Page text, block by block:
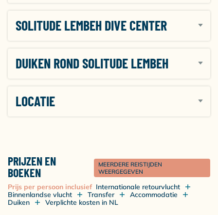
SOLITUDE LEMBEH DIVE CENTER
DUIKEN ROND SOLITUDE LEMBEH
LOCATIE
PRIJZEN EN
BOEKEN
MEERDERE REISTIJDEN
WEERGEGEVEN
Prijs per persoon inclusief Internationale retourvlucht
Binnenlandse vlucht
Transfer
Accommodatie
Duiken
Verplichte kosten in NL